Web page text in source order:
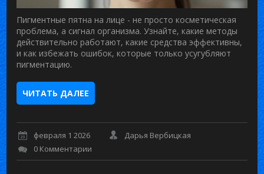
Пигментные пятна на лице - не просто косметическая
проблема, а сигнал организма. Узнайте, какие методы
действительно работают, какие средства эффективны,
и как избежать ошибок, которые только усугубляют
пигментацию.
ЧИТАТЬ ДАЛЕЕ
февраля 1 2026
Дарья Вербицкая
0 Комментарии